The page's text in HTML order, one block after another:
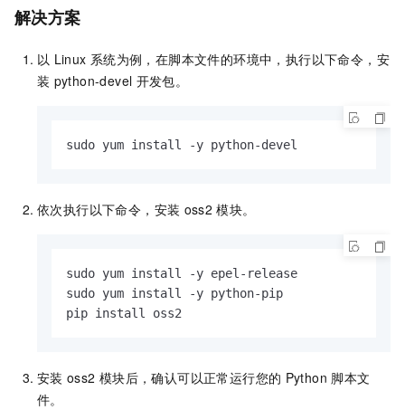
解决方案
以 Linux 系统为例，在脚本文件的环境中，执行以下命令，安
装 python-devel 开发包。
sudo yum install -y python-devel
依次执行以下命令，安装 oss2 模块。
sudo yum install -y epel-release
sudo yum install -y python-pip
pip install oss2
安装 oss2 模块后，确认可以正常运行您的 Python 脚本文
件。